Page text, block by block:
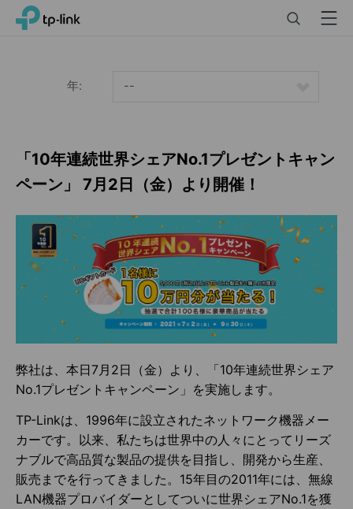
ClickTP-Link, Reliably Smart Menu
年: --
「10年連続世界シェアNo.1プレゼントキャン
ペーン」 7月2日（金）より開催！
弊社は、本日7月2日（金）より、「10年連続世界シェア
No.1プレゼントキャンペーン」を実施します。
TP-Linkは、1996年に設立されたネットワーク機器メー
カーです。以来、私たちは世界中の人々にとってリーズ
ナブルで高品質な製品の提供を目指し、開発から生産、
販売までを行ってきました。15年目の2011年には、無線
LAN機器プロバイダーとしてついに世界シェアNo.1を獲